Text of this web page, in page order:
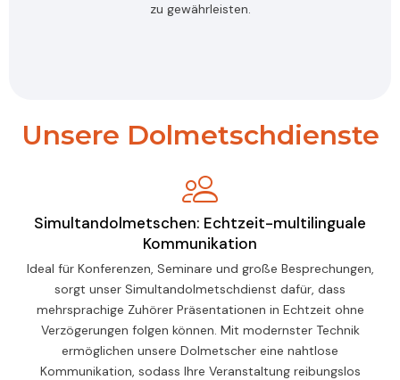
zu gewährleisten.
Unsere Dolmetschdienste
Simultandolmetschen: Echtzeit-multilinguale
Kommunikation
Ideal für Konferenzen, Seminare und große Besprechungen,
sorgt unser Simultandolmetschdienst dafür, dass
mehrsprachige Zuhörer Präsentationen in Echtzeit ohne
Verzögerungen folgen können. Mit modernster Technik
ermöglichen unsere Dolmetscher eine nahtlose
Kommunikation, sodass Ihre Veranstaltung reibungslos